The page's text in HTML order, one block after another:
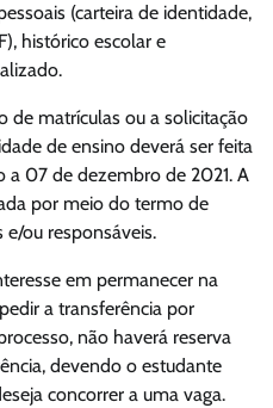
(carteira de identidade,
histórico escolar e
de matrículas ou a solicitação
de ensino deverá ser feita
a 07 de dezembro de 2021. A
por meio do termo de
ou responsáveis.
em permanecer na
a transferência por
não haverá reserva
devendo o estudante
concorrer a uma vaga.